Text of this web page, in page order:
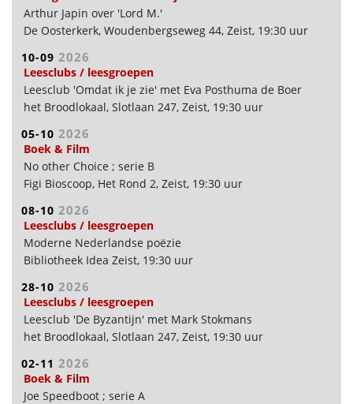
Arthur Japin over 'Lord M.'
De Oosterkerk, Woudenbergseweg 44, Zeist, 19:30 uur
10-09 2026
Leesclubs / leesgroepen
Leesclub 'Omdat ik je zie' met Eva Posthuma de Boer
het Broodlokaal, Slotlaan 247, Zeist, 19:30 uur
05-10 2026
Boek & Film
No other Choice ; serie B
Figi Bioscoop, Het Rond 2, Zeist, 19:30 uur
08-10 2026
Leesclubs / leesgroepen
Moderne Nederlandse poëzie
Bibliotheek Idea Zeist, 19:30 uur
28-10 2026
Leesclubs / leesgroepen
Leesclub 'De Byzantijn' met Mark Stokmans
het Broodlokaal, Slotlaan 247, Zeist, 19:30 uur
02-11 2026
Boek & Film
Joe Speedboot ; serie A